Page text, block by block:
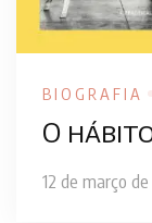
BIOGRAFIA
O
12 de março de